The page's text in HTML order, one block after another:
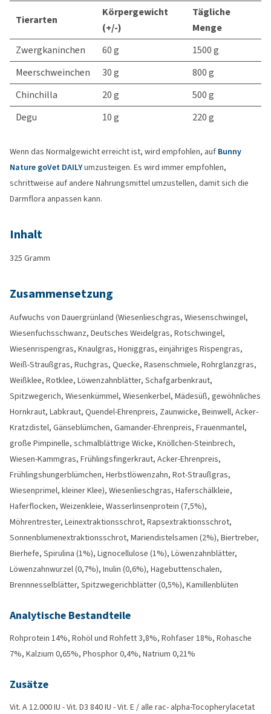
Tierarten
Körpergewicht
(+/-)
Tägliche
Menge
Zwergkaninchen
60 g
1500 g
Meerschweinchen
30 g
800 g
Chinchilla
20 g
500 g
Degu
10 g 220 g
Wenn das Normalgewicht erreicht ist, wird empfohlen, auf Bunny
Nature goVet DAILYumzusteigen. Es wird immer empfohlen,
schrittweise auf andere Nahrungsmittel umzustellen, damit sich die
Darmflora anpassen kann.
Inhalt
325 Gramm
Zusammensetzung
Aufwuchs von Dauergrünland (Wiesenlieschgras, Wiesenschwingel,
Wiesenfuchsschwanz, Deutsches Weidelgras, Rotschwingel,
Wiesenrispengras, Knaulgras, Honiggras, einjähriges Rispengras,
Weiß-Straußgras, Ruchgras, Quecke, Rasenschmiele, Rohrglanzgras,
Weißklee, Rotklee, Löwenzahnblätter, Schafgarbenkraut,
Spitzwegerich, Wiesenkümmel, Wiesenkerbel, Mädesüß, gewöhnliches
Hornkraut, Labkraut, Quendel-Ehrenpreis, Zaunwicke, Beinwell, Acker-
Kratzdistel, Gänseblümchen, Gamander-Ehrenpreis, Frauenmantel,
große Pimpinelle, schmalblättrige Wicke, Knöllchen-Steinbrech,
Wiesen-Kammgras, Frühlingsfingerkraut, Acker-Ehrenpreis,
Frühlingshungerblümchen, Herbstlöwenzahn, Rot-Straußgras,
Wiesenprimel, kleiner Klee), Wiesenlieschgras, Haferschälkleie,
Haferflocken, Weizenkleie, Wasserlinsenprotein (7,5%),
Möhrentrester, Leinextraktionsschrot, Rapsextraktionsschrot,
Sonnenblumenextraktionsschrot, Mariendistelsamen (2%), Biertreber,
Bierhefe, Spirulina (1%), Lignocellulose (1%), Löwenzahnblätter,
Löwenzahnwurzel (0,7%), Inulin (0,6%), Hagebuttenschalen,
Brennnesselblätter, Spitzwegerichblätter (0,5%), Kamillenblüten
Analytische Bestandteile
Rohprotein 14%, Rohöl und Rohfett 3,8%, Rohfaser 18%, Rohasche
7%, Kalzium 0,65%, Phosphor 0,4%, Natrium 0,21%
Zusätze
Vit. A 12.000 IU - Vit. D3 840 IU - Vit. E / alle rac- alpha-Tocopherylacetat